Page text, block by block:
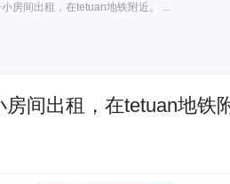
房间出租，在tetuan地铁附近。 ...
间出租，在tetuan地铁